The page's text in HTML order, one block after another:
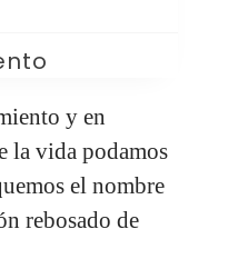
y en
la vida podamos
el nombre
rebosado de